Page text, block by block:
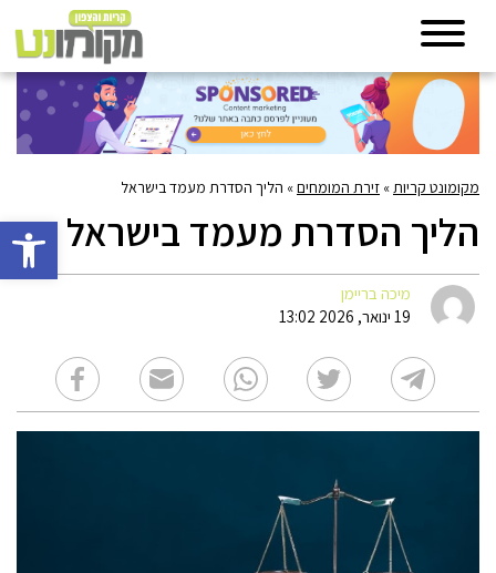
פתח
מקומונט קריות » זירת המומחים» הליך הסדרת מעמד בישראל
הליך הסדרת מעמד בישראל
מיכה בריימן
19 ינואר, 2026 13:02